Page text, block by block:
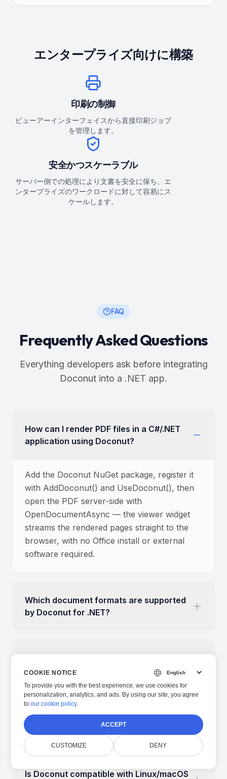
エンタープライズ向けに構築
印刷の制御
ビューアーインターフェイスから直接印刷ジョブ
を管理します。
安全かつスケーラブル
サーバー側での処理により文書を安全に保ち、エ
ンタープライズのワークロードに対して容易にス
ケールします。
FAQ
Frequently Asked Questions
Everything developers ask before integrating
Doconut into a .NET app.
How can I render PDF files in a C#/.NET
application using Doconut?
Add the Doconut NuGet package, register it
with AddDoconut() and UseDoconut(), then
open the PDF server-side with
OpenDocumentAsync — the viewer widget
streams the rendered pages straight to the
browser, with no Office install or external
software required.
Which document formats are supported
by Doconut for .NET?
protected or encrypted documents?
Can I annotate, highlight or search text
inside documents with Doconut?
Is Doconut compatible with Linux/macOS
COOKIE NOTICE
To provide you with the best experience, we use cookies for
personalization, analytics, and ads. By using our site, you agree
toour cookie policy.
ACCEPT
CUSTOMIZE DENY